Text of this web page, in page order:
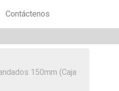
Contáctenos
150mm (Caja